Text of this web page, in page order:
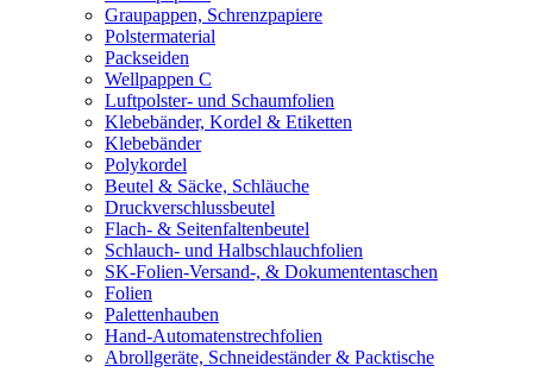
Graupappen, Schrenzpapiere
Polstermaterial
Packseiden
Wellpappen C
Luftpolster- und Schaumfolien
Klebebänder, Kordel & Etiketten
Klebebänder
Polykordel
Beutel & Säcke, Schläuche
Druckverschlussbeutel
Flach- & Seitenfaltenbeutel
Schlauch- und Halbschlauchfolien
SK-Folien-Versand-, & Dokumententaschen
Folien
Palettenhauben
Hand-Automatenstrechfolien
Abrollgeräte, Schneideständer & Packtische